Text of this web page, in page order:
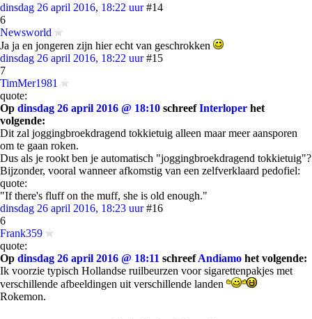
dinsdag 26 april 2016, 18:22 uur #14
6
Newsworld
Ja ja en jongeren zijn hier echt van geschrokken
dinsdag 26 april 2016, 18:22 uur #15
7
TimMer1981
quote:
Op dinsdag 26 april 2016 @ 18:10 schreefInterloper het
volgende:
Dit zal joggingbroekdragend tokkietuig alleen maar meer aansporen
om te gaan roken.
Dus als je rookt ben je automatisch "joggingbroekdragend tokkietuig"?
Bijzonder, vooral wanneer afkomstig van een zelfverklaard pedofiel:
quote:
"If there's fluff on the muff, she is old enough."
dinsdag 26 april 2016, 18:23 uur #16
6
Frank359
quote:
Op dinsdag 26 april 2016 @ 18:11 schreefAndiamo het volgende:
Ik voorzie typisch Hollandse ruilbeurzen voor sigarettenpakjes met
verschillende afbeeldingen uit verschillende landen
Rokemon.